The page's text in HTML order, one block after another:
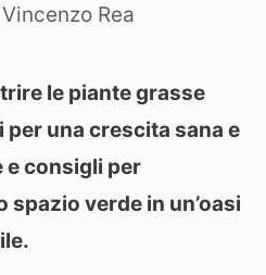
Vincenzo Rea
le piante grasse
una crescita sana e
e consigli per
verde in un’oasi